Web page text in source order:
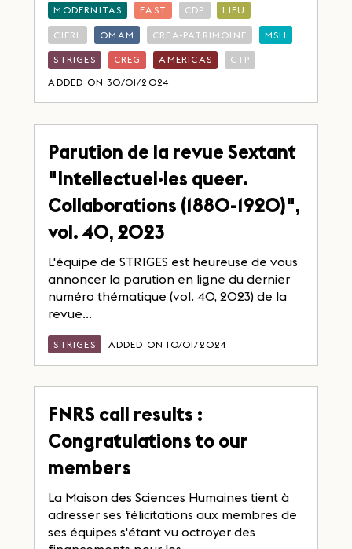
MODERNITAS EAST CDP LIEU
CIERL OMAM CREA-PATRIMOINE MSH
STRIGES CREG AMERICAS
CTP
ADDED ON 30/01/2024
Parution de la revue Sextant
"Intellectuel·les queer.
Collaborations (1880-1920)",
vol. 40, 2023
L'équipe de STRIGES est heureuse de vous
annoncer la parution en ligne du dernier
numéro thématique (vol. 40, 2023) de la
revue...
STRIGES ADDED ON 10/01/2024
FNRS call results :
Congratulations to our
members
La Maison des Sciences Humaines tient à
adresser ses félicitations aux membres de
ses équipes s'étant vu octroyer des